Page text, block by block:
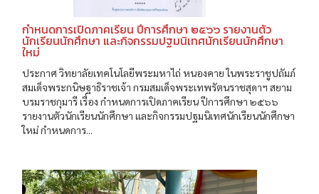
กำหนดการเปิดภาคเรียน ปีการศึกษา ๒๕๖๖ รายงานตัว
นักเรียนนักศึกษา และกิจกรรมปฐมนิเทศนักเรียนนักศึกษา
ใหม่
ประกาศ วิทยาลัยเทคโนโลยีพระมหาไถ่ หนองคาย ในพระราชูปถัมภ์
สมเด็จพระกนิษฐาธิราชเจ้า กรมสมเด็จพระเทพรัตนราชสุดาฯ สยาม
บรมราชกุมารี เรื่อง กำหนดการเปิดภาคเรียน ปีการศึกษา ๒๕๖๖
รายงานตัวนักเรียนนักศึกษา และกิจกรรมปฐมนิเทศนักเรียนนักศึกษา
ใหม่ กำหนดการ...